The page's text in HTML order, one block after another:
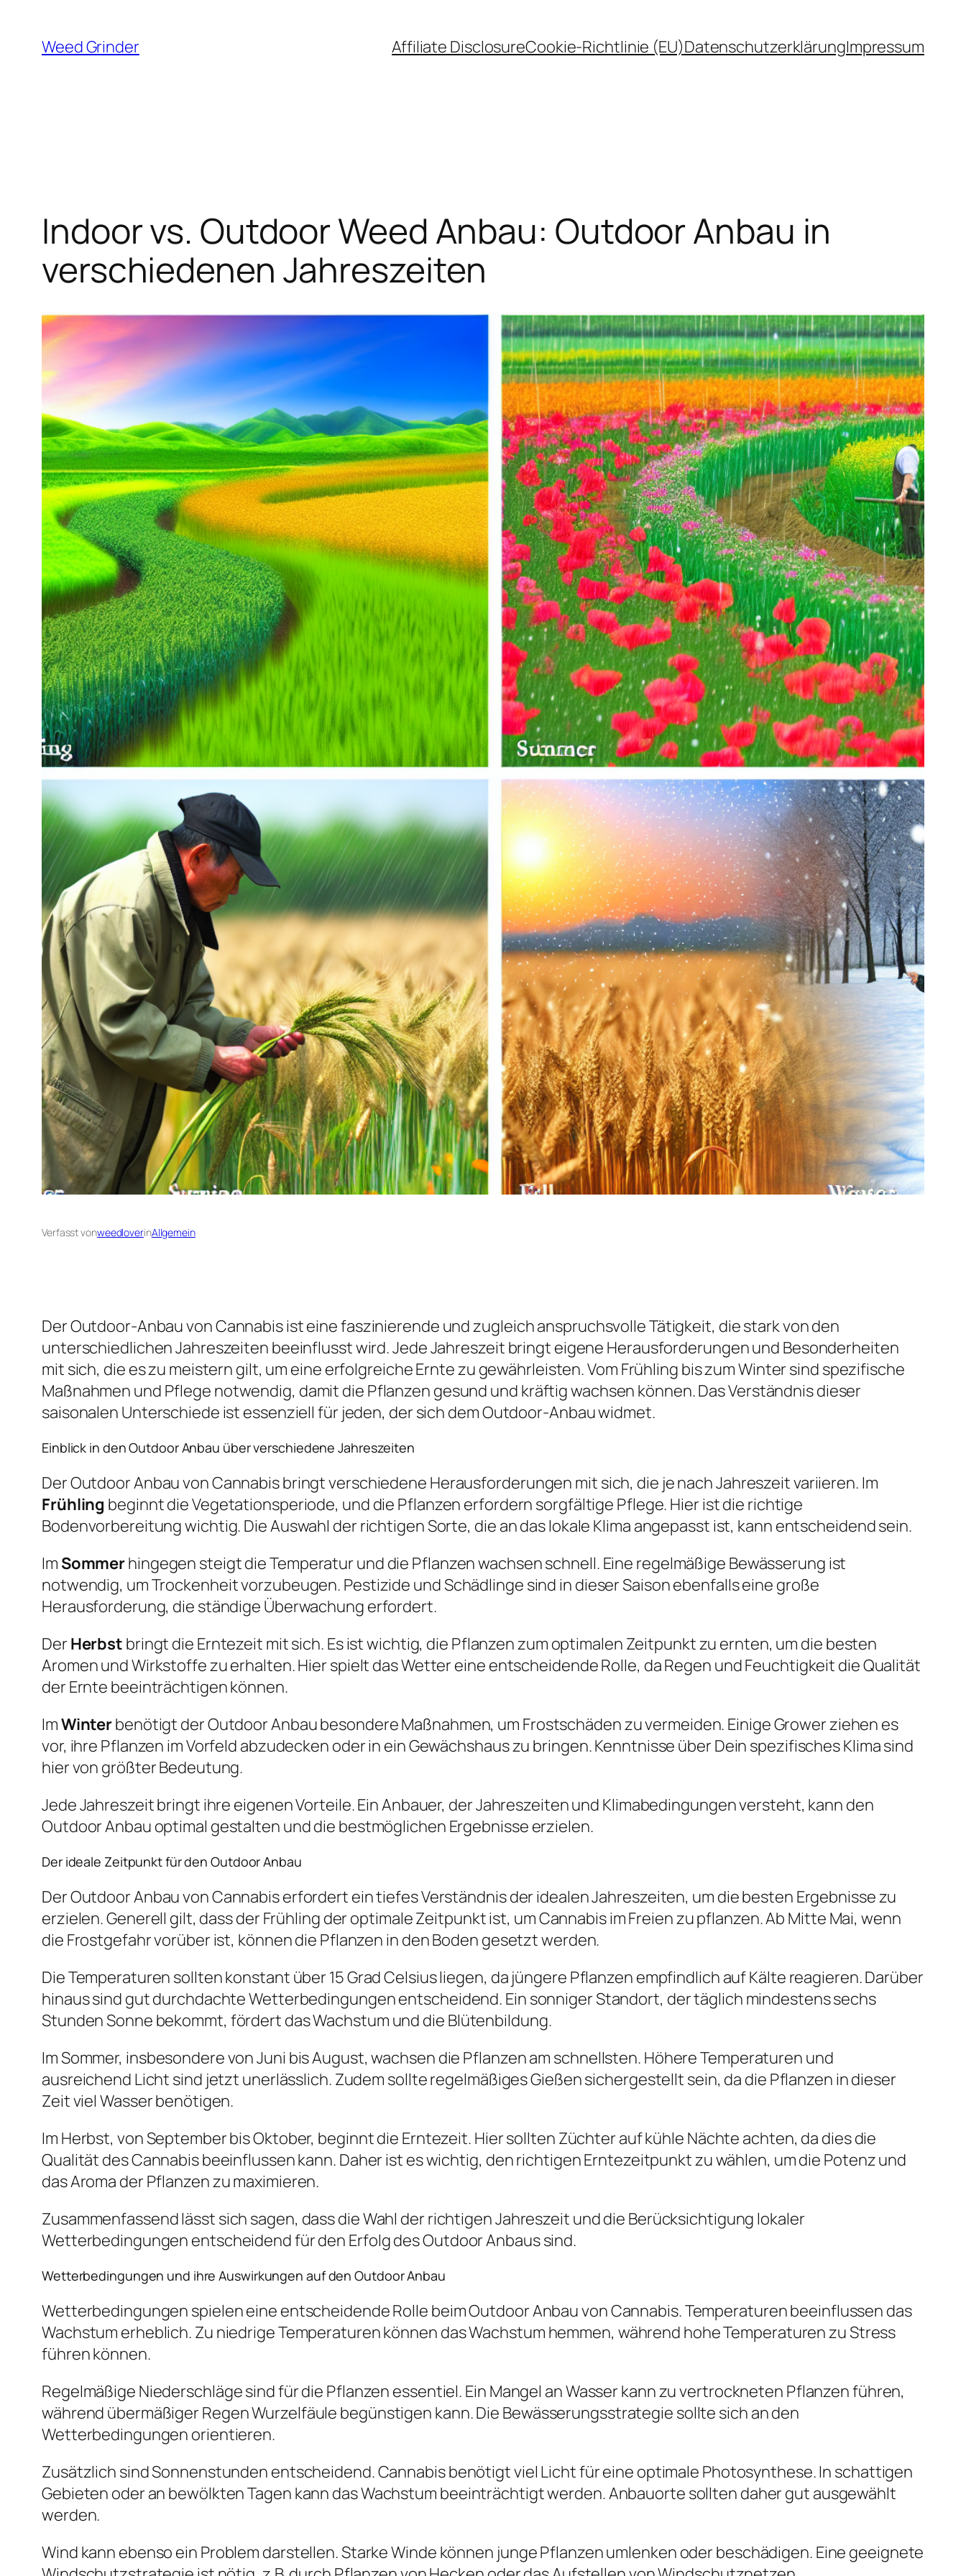
Inhalt
springen
Weed Grinder Affiliate DisclosureCookie-Richtlinie (EU)DatenschutzerklärungImpressum
Indoor vs. Outdoor Weed Anbau: Outdoor Anbau in
verschiedenen Jahreszeiten
Verfasst vonweedloverinAllgemein
Der Outdoor-Anbau von Cannabis ist eine faszinierende und zugleich anspruchsvolle Tätigkeit, die stark von den
unterschiedlichen Jahreszeiten beeinflusst wird. Jede Jahreszeit bringt eigene Herausforderungen und Besonderheiten
mit sich, die es zu meistern gilt, um eine erfolgreiche Ernte zu gewährleisten. Vom Frühling bis zum Winter sind spezifische
Maßnahmen und Pflege notwendig, damit die Pflanzen gesund und kräftig wachsen können. Das Verständnis dieser
saisonalen Unterschiede ist essenziell für jeden, der sich dem Outdoor-Anbau widmet.
Einblick in den Outdoor Anbau über verschiedene Jahreszeiten
Der Outdoor Anbau von Cannabis bringt verschiedene Herausforderungen mit sich, die je nach Jahreszeit variieren. Im
Frühling beginnt die Vegetationsperiode, und die Pflanzen erfordern sorgfältige Pflege. Hier ist die richtige
Bodenvorbereitung wichtig. Die Auswahl der richtigen Sorte, die an das lokale Klima angepasst ist, kann entscheidend sein.
Im Sommerhingegen steigt die Temperatur und die Pflanzen wachsen schnell. Eine regelmäßige Bewässerung ist
notwendig, um Trockenheit vorzubeugen. Pestizide und Schädlinge sind in dieser Saison ebenfalls eine große
Herausforderung, die ständige Überwachung erfordert.
Der Herbst bringt die Erntezeit mit sich. Es ist wichtig, die Pflanzen zum optimalen Zeitpunkt zu ernten, um die besten
Aromen und Wirkstoffe zu erhalten. Hier spielt das Wetter eine entscheidende Rolle, da Regen und Feuchtigkeit die Qualität
der Ernte beeinträchtigen können.
ImWinterbenötigt der Outdoor Anbau besondere Maßnahmen, um Frostschäden zu vermeiden. Einige Grower ziehen es
vor, ihre Pflanzen im Vorfeld abzudecken oder in ein Gewächshaus zu bringen. Kenntnisse über Dein spezifisches Klima sind
hier von größter Bedeutung.
Jede Jahreszeit bringt ihre eigenen Vorteile. Ein Anbauer, der Jahreszeiten und Klimabedingungen versteht, kann den
Outdoor Anbau optimal gestalten und die bestmöglichen Ergebnisse erzielen.
Der ideale Zeitpunkt für den Outdoor Anbau
Der Outdoor Anbau von Cannabis erfordert ein tiefes Verständnis der idealen Jahreszeiten, um die besten Ergebnisse zu
erzielen. Generell gilt, dass der Frühling der optimale Zeitpunkt ist, um Cannabis im Freien zu pflanzen. Ab Mitte Mai, wenn
die Frostgefahr vorüber ist, können die Pflanzen in den Boden gesetzt werden.
Die Temperaturen sollten konstant über 15 Grad Celsius liegen, da jüngere Pflanzen empfindlich auf Kälte reagieren. Darüber
hinaus sind gut durchdachte Wetterbedingungen entscheidend. Ein sonniger Standort, der täglich mindestens sechs
Stunden Sonne bekommt, fördert das Wachstum und die Blütenbildung.
Im Sommer, insbesondere von Juni bis August, wachsen die Pflanzen am schnellsten. Höhere Temperaturen und
ausreichend Licht sind jetzt unerlässlich. Zudem sollte regelmäßiges Gießen sichergestellt sein, da die Pflanzen in dieser
Zeit viel Wasser benötigen.
Im Herbst, von September bis Oktober, beginnt die Erntezeit. Hier sollten Züchter auf kühle Nächte achten, da dies die
Qualität des Cannabis beeinflussen kann. Daher ist es wichtig, den richtigen Erntezeitpunkt zu wählen, um die Potenz und
das Aroma der Pflanzen zu maximieren.
Zusammenfassend lässt sich sagen, dass die Wahl der richtigen Jahreszeit und die Berücksichtigung lokaler
Wetterbedingungen entscheidend für den Erfolg des Outdoor Anbaus sind.
Wetterbedingungen und ihre Auswirkungen auf den Outdoor Anbau
Wetterbedingungen spielen eine entscheidende Rolle beim Outdoor Anbau von Cannabis. Temperaturen beeinflussen das
Wachstum erheblich. Zu niedrige Temperaturen können das Wachstum hemmen, während hohe Temperaturen zu Stress
führen können.
Regelmäßige Niederschläge sind für die Pflanzen essentiel. Ein Mangel an Wasser kann zu vertrockneten Pflanzen führen,
während übermäßiger Regen Wurzelfäule begünstigen kann. Die Bewässerungsstrategie sollte sich an den
Wetterbedingungen orientieren.
Zusätzlich sind Sonnenstunden entscheidend. Cannabis benötigt viel Licht für eine optimale Photosynthese. In schattigen
Gebieten oder an bewölkten Tagen kann das Wachstum beeinträchtigt werden. Anbauorte sollten daher gut ausgewählt
werden.
Wind kann ebenso ein Problem darstellen. Starke Winde können junge Pflanzen umlenken oder beschädigen. Eine geeignete